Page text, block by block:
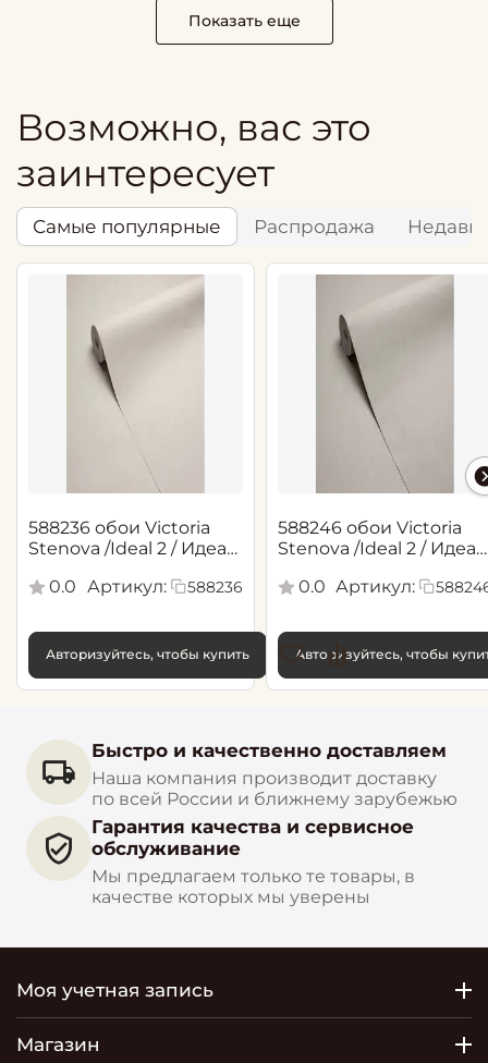
Показать еще
Возможно, вас это
заинтересует
Самые популярные Распродажа
588236 обои Victoria
Stenova /Ideal 2 / Идеал
0.0 Артикул: 588236
Авторизуйтесь, чтобы купить
588246 обои Victoria
Stenova /Ideal 2 / Идеал
0.0 Артикул:
Авторизуйтесь, чтобы
Быстро и качественно доставляем
Наша компания производит доставку
по всей России и ближнему зарубежью
Гарантия качества и сервисное
обслуживание
Мы предлагаем только те товары, в
качестве которых мы уверены
Моя учетная запись
Магазин